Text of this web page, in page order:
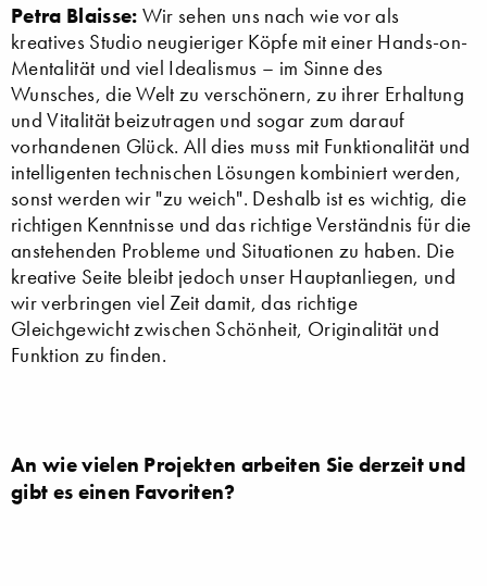
Petra Blaisse: Wir sehen uns nach wie vor als
kreatives Studio neugieriger Köpfe mit einer Hands-on-
Mentalität und viel Idealismus – im Sinne des
Wunsches, die Welt zu verschönern, zu ihrer Erhaltung
und Vitalität beizutragen und sogar zum darauf
vorhandenen Glück. All dies muss mit Funktionalität und
intelligenten technischen Lösungen kombiniert werden,
sonst werden wir "zu weich". Deshalb ist es wichtig, die
richtigen Kenntnisse und das richtige Verständnis für die
anstehenden Probleme und Situationen zu haben. Die
kreative Seite bleibt jedoch unser Hauptanliegen, und
wir verbringen viel Zeit damit, das richtige
Gleichgewicht zwischen Schönheit, Originalität und
Funktion zu finden.
An wie vielen Projekten arbeiten Sie derzeit und
gibt es einen Favoriten?